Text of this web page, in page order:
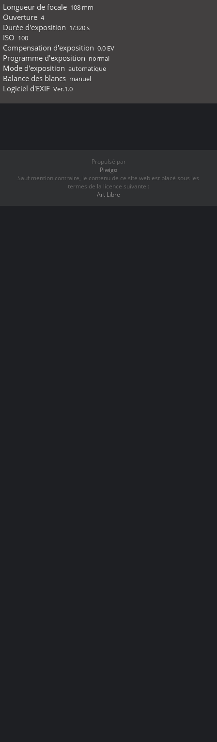
Longueur de focale 108 mm
Ouverture 4
Durée d'exposition 1/320 s
ISO 100
Compensation d'exposition 0.0 EV
Programme d'exposition normal
Mode d'exposition automatique
Balance des blancs manuel
Logiciel d'EXIF Ver.1.0
Propulsé par
Piwigo
Sauf mention contraire, le contenu de ce site web est placé sous les
termes de la licence suivante :
Art Libre